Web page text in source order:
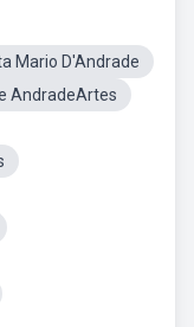
Mario D'Andrade
AndradeArtes